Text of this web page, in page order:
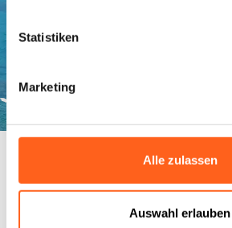
Statistiken
Marketing
Alle zulassen
Auswahl erlauben